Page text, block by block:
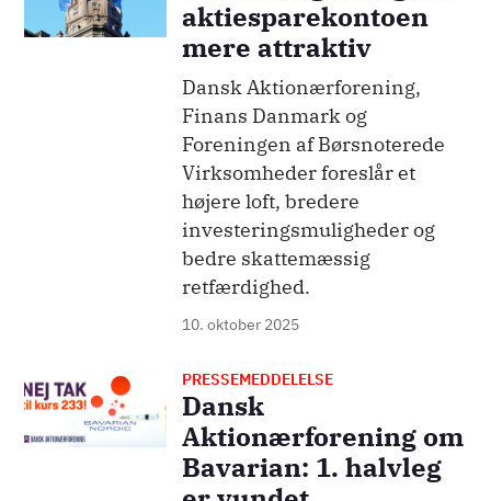
aktiesparekontoen
mere attraktiv
Dansk Aktionærforening,
Finans Danmark og
Foreningen af Børsnoterede
Virksomheder foreslår et
højere loft, bredere
investeringsmuligheder og
bedre skattemæssig
retfærdighed.
10. oktober 2025
Billede PRESSEMEDDELELSE
Dansk
Aktionærforening om
Bavarian: 1. halvleg